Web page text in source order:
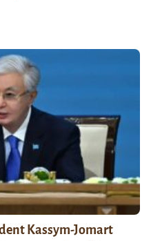
Kassym-Jomart